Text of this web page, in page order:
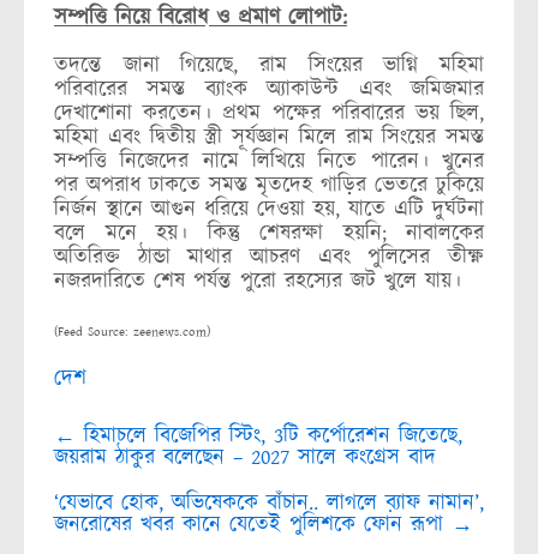
সম্পত্তি নিয়ে বিরোধ ও প্রমাণ লোপাট:
তদন্তে জানা গিয়েছে, রাম সিংয়ের ভাগ্নি মহিমা
পরিবারের সমস্ত ব্যাংক অ্যাকাউন্ট এবং জমিজমার
দেখাশোনা করতেন। প্রথম পক্ষের পরিবারের ভয় ছিল,
মহিমা এবং দ্বিতীয় স্ত্রী সূর্যজ্ঞান মিলে রাম সিংয়ের সমস্ত
সম্পত্তি নিজেদের নামে লিখিয়ে নিতে পারেন। খুনের
পর অপরাধ ঢাকতে সমস্ত মৃতদেহ গাড়ির ভেতরে ঢুকিয়ে
নির্জন স্থানে আগুন ধরিয়ে দেওয়া হয়, যাতে এটি দুর্ঘটনা
বলে মনে হয়। কিন্তু শেষরক্ষা হয়নি; নাবালকের
অতিরিক্ত ঠান্ডা মাথার আচরণ এবং পুলিসের তীক্ষ্ণ
নজরদারিতে শেষ পর্যন্ত পুরো রহস্যের জট খুলে যায়।
(Feed Source: zeenews.com)
দেশ
Post
navigation
← হিমাচলে বিজেপির স্টিং, 3টি কর্পোরেশন জিতেছে,
জয়রাম ঠাকুর বলেছেন – 2027 সালে কংগ্রেস বাদ
‘যেভাবে হোক, অভিষেককে বাঁচান.. লাগলে ব়্যাফ নামান’,
জনরোষের খবর কানে যেতেই পুলিশকে ফোন রূপা →